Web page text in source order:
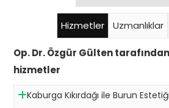
Hizmetler Uzmanlıklar
Op. Dr. Özgür Gülten
hizmetler
Kaburga Kıkırdağı ile Burun Estetiği